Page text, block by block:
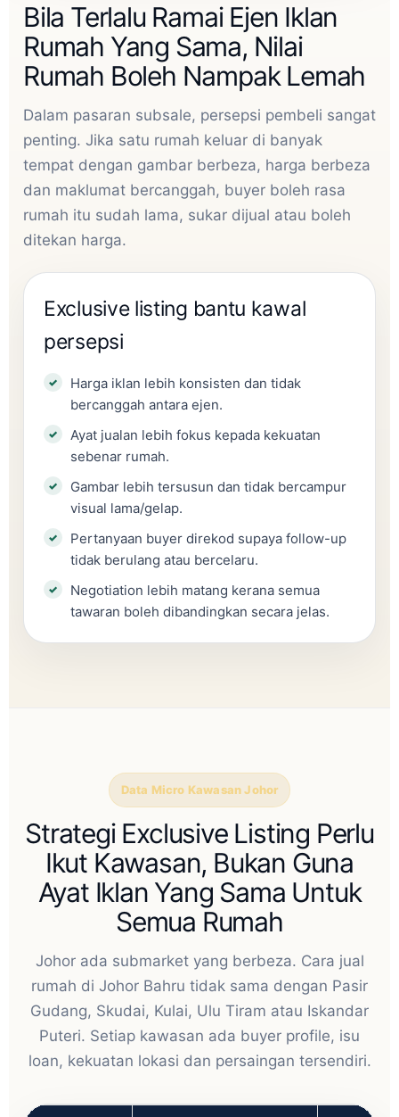
Bila Terlalu Ramai Ejen Iklan
Rumah Yang Sama, Nilai
Rumah Boleh Nampak Lemah
Dalam pasaran subsale, persepsi pembeli sangat
penting. Jika satu rumah keluar di banyak
tempat dengan gambar berbeza, harga berbeza
dan maklumat bercanggah, buyer boleh rasa
rumah itu sudah lama, sukar dijual atau boleh
ditekan harga.
Exclusive listing bantu kawal
persepsi
Harga iklan lebih konsisten dan tidak
bercanggah antara ejen.
Ayat jualan lebih fokus kepada kekuatan
sebenar rumah.
Gambar lebih tersusun dan tidak bercampur
visual lama/gelap.
Pertanyaan buyer direkod supaya follow-up
tidak berulang atau bercelaru.
Negotiation lebih matang kerana semua
tawaran boleh dibandingkan secara jelas.
Data Micro Kawasan Johor
Strategi Exclusive Listing Perlu
Ikut Kawasan, Bukan Guna
Ayat Iklan Yang Sama Untuk
Semua Rumah
Johor ada submarket yang berbeza. Cara jual
rumah di Johor Bahru tidak sama dengan Pasir
Gudang, Skudai, Kulai, Ulu Tiram atau Iskandar
Puteri. Setiap kawasan ada buyer profile, isu
loan, kekuatan lokasi dan persaingan tersendiri.